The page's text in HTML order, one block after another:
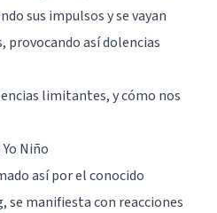
sus impulsos y se vayan
provocando así dolencias
limitantes, y cómo nos
Niño
así por el conocido
, se manifiesta con reacciones